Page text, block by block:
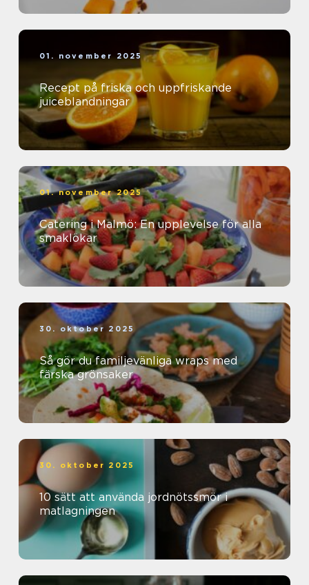
01. november 2025
Recept på friska och uppfriskande
juiceblandningar
01. november 2025
Catering i Malmö: En upplevelse för alla
smaklökar
30. oktober 2025
Så gör du familjevänliga wraps med
färska grönsaker
30. oktober 2025
10 sätt att använda jordnötssmör i
matlagningen